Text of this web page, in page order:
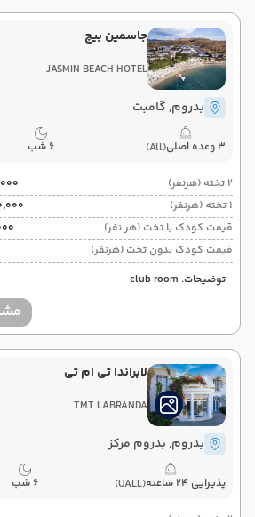
جاسمین بیچ
JASMIN BEACH HOTEL
بدروم, گامبت
3 وعده اصلی (All) 6 شب
2 تخته (هرنفر)
1 تخته (هرنفر)
۴۴٬۹۹۰٬۰۰۰
قیمت کودک با تخت (هر نفر)
قیمت کودک بدون تخت (هرنفر)
توضیحات: club room
لابراندا تی ام تی
TMT LABRANDA
بدروم, بدروم مرکز
پذیرایی 24 ساعته (UALL) 6 شب